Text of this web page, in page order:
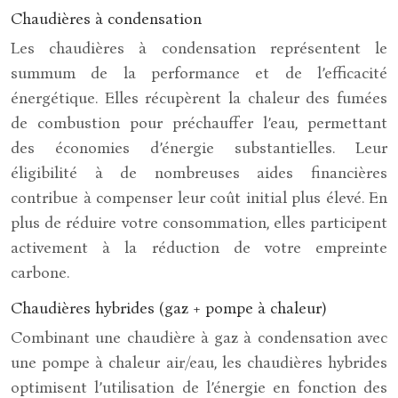
Chaudières à condensation
Les chaudières à condensation représentent le
summum de la performance et de l’efficacité
énergétique. Elles récupèrent la chaleur des fumées
de combustion pour préchauffer l’eau, permettant
des économies d’énergie substantielles. Leur
éligibilité à de nombreuses aides financières
contribue à compenser leur coût initial plus élevé. En
plus de réduire votre consommation, elles participent
activement à la réduction de votre empreinte
carbone.
Chaudières hybrides (gaz + pompe à chaleur)
Combinant une chaudière à gaz à condensation avec
une pompe à chaleur air/eau, les chaudières hybrides
optimisent l’utilisation de l’énergie en fonction des